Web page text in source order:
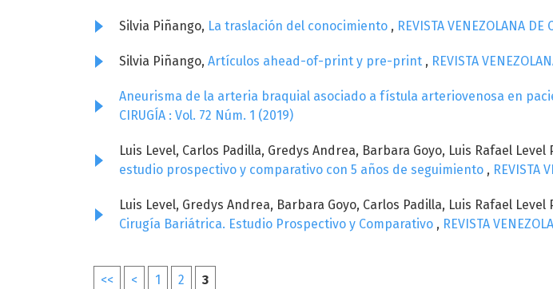
Silvia Piñango, La traslación del conocimiento , REVISTA VENEZOLANA
Silvia Piñango, Artículos ahead-of-print y pre-print , REVISTA
Aneurisma de la arteria braquial asociado a fístula arteriovenosa en
CIRUGÍA : Vol. 72 Núm. 1 (2019)
Luis Level, Carlos Padilla, Gredys Andrea, Barbara Goyo, Luis Rafael Level
estudio prospectivo y comparativo con 5 años de seguimiento , REVISTA
Luis Level, Gredys Andrea, Barbara Goyo, Carlos Padilla, Luis Rafael Level
Cirugía Bariátrica. Estudio Prospectivo y Comparativo , REVISTA
<< < 1 2 3